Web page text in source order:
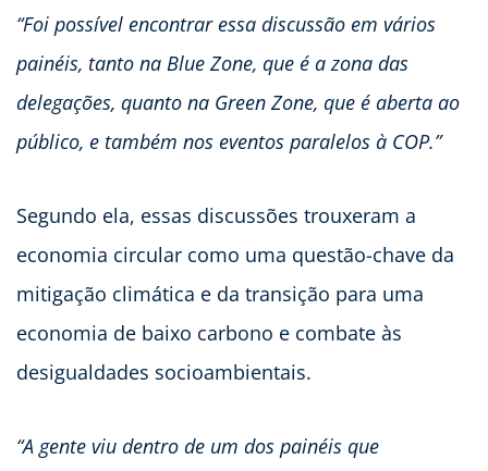
“Foi possível encontrar essa discussão em vários
painéis, tanto na Blue Zone, que é a zona das
delegações, quanto na Green Zone, que é aberta ao
público, e também nos eventos paralelos à COP.”
Segundo ela, essas discussões trouxeram a
economia circular como uma questão-chave da
mitigação climática e da transição para uma
economia de baixo carbono e combate às
desigualdades socioambientais.
“A gente viu dentro de um dos painéis que